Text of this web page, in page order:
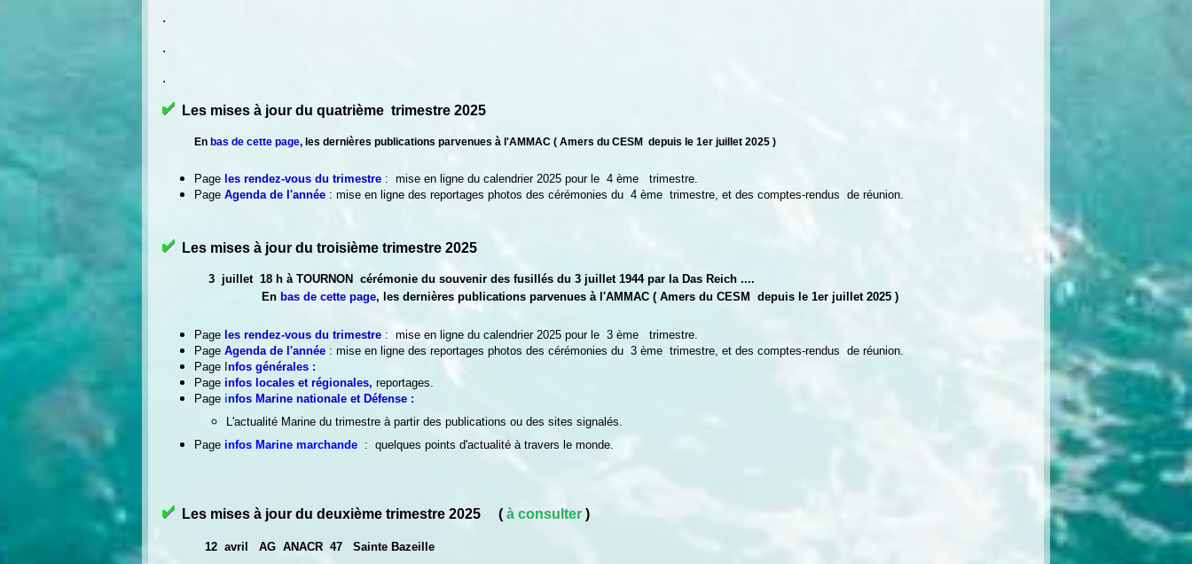
.
.
.
Les mises à jour du quatrième trimestre 2025
En bas de cette page, les dernières publications parvenues à l'AMMAC ( Amers du CESM depuis le 1er juillet 2025 )
Page les rendez-vous du trimestre : mise en ligne du calendrier 2025 pour le 4 ème trimestre.
Page Agenda de l'année : mise en ligne des reportages photos des cérémonies du 4 ème trimestre, et des comptes-rendus de réunion.
Les mises à jour du troisième trimestre 2025
3 juillet 18 h à TOURNON cérémonie du souvenir des fusillés du 3 juillet 1944 par la Das Reich ....
En bas de cette page, les dernières publications parvenues à l'AMMAC ( Amers du CESM depuis le 1er juillet 2025 )
Page les rendez-vous du trimestre : mise en ligne du calendrier 2025 pour le 3 ème trimestre.
Page Agenda de l'année : mise en ligne des reportages photos des cérémonies du 3 ème trimestre, et des comptes-rendus de réunion.
Page Infos générales :
Page infos locales et régionales, reportages.
Page infos Marine nationale et Défense :
L'actualité Marine du trimestre à partir des publications ou des sites signalés.
Page infos Marine marchande : quelques points d'actualité à travers le monde.
Les mises à jour du deuxième trimestre 2025 ( à consulter )
12 avril AG ANACR 47 Sainte Bazeille